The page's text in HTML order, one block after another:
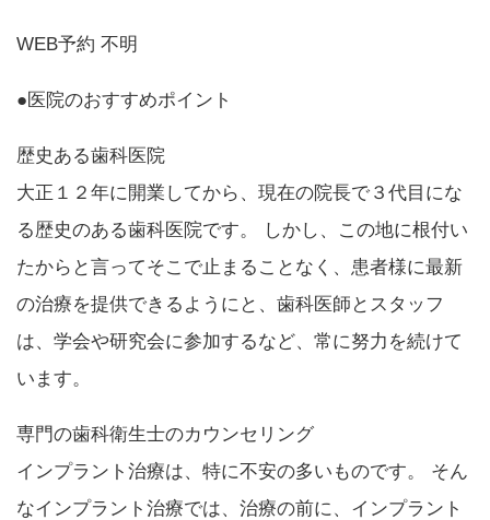
WEB予約 不明
●医院のおすすめポイント
歴史ある歯科医院
大正１２年に開業してから、現在の院長で３代目にな
る歴史のある歯科医院です。 しかし、この地に根付い
たからと言ってそこで止まることなく、患者様に最新
の治療を提供できるようにと、歯科医師とスタッフ
は、学会や研究会に参加するなど、常に努力を続けて
います。
専門の歯科衛生士のカウンセリング
インプラント治療は、特に不安の多いものです。 そん
なインプラント治療では、治療の前に、インプラント